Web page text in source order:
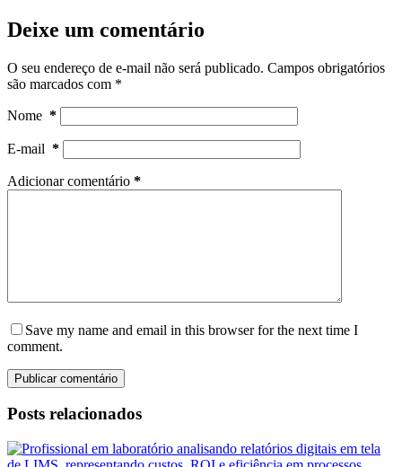
Deixe um comentário
O seu endereço de e-mail não será publicado. Campos obrigatórios
são marcados com *
Nome *
E-mail *
Adicionar comentário *
Save my name and email in this browser for the next time I
comment.
Publicar comentário
Posts relacionados